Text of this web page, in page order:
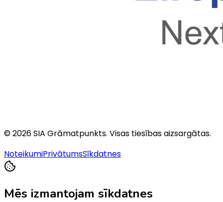
©2026SIA Grāmatpunkts. Visas tiesības aizsargātas.
NoteikumiPrivātumsSīkdatnes
Mēs izmantojam sīkdatnes